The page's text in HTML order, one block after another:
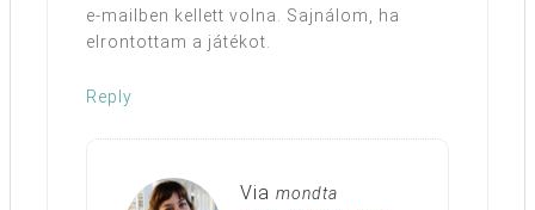
e-mailben kellett volna. Sajnálom, ha
elrontottam a játékot.
Reply
Via mondta